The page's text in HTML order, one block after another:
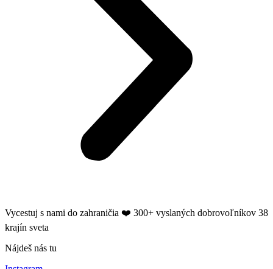
Vycestuj s nami do zahraničia ❤️​ 300+ vyslaných dobrovoľníkov 38
krajín sveta
Nájdeš nás tu